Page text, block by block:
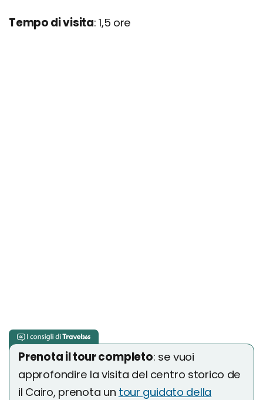
Tempo di visita: 1,5 ore
Prenota il tour completo: se vuoi
approfondire la visita del centro storico de
il Cairo, prenota un tour guidato della